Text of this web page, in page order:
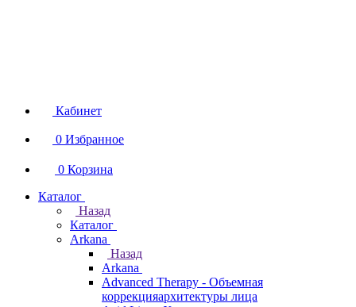
Кабинет
0 Избранное
0 Корзина
Каталог
Назад
Каталог
Arkana
Назад
Arkana
Advanced Therapy - Объемная
коррекцияархитектуры лица